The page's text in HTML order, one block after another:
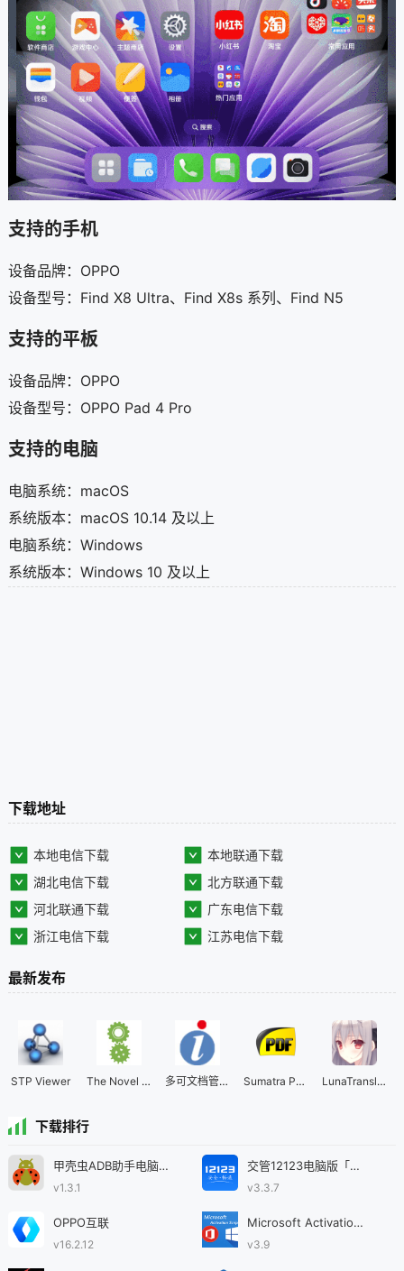
支持的手机
设备品牌：OPPO
设备型号：Find X8 Ultra、Find X8s 系列、Find N5
支持的平板
设备品牌：OPPO
设备型号：OPPO Pad 4 Pro
支持的电脑
电脑系统：macOS
系统版本：macOS 10.14 及以上
电脑系统：Windows
系统版本：Windows 10 及以上
下载地址
本地电信下载
本地联通下载
湖北电信下载
北方联通下载
河北联通下载
广东电信下载
浙江电信下载
江苏电信下载
最新发布
STP Viewer The Novel Factory(小说工厂) 多可文档管理系统 Sumatra PDF LunaTranslator翻译器
下载排行
甲壳虫ADB助手电脑版「含模拟器」
v1.3.1
交管12123电脑版「含模拟器」
v3.3.7
OPPO互联
v16.2.12
Microsoft Activation Scripts(MAS)激活工具
v3.9